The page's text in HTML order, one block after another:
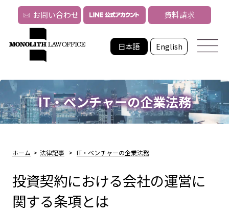
日本語 English
お問い合わせ 資料請求
IT・ベンチャーの企業法務
ホーム > 法律記事 > IT・ベンチャーの企業法務
投資契約における会社の運営に
関する条項とは